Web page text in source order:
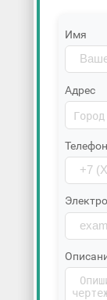
Имя
Адрес
Телефон